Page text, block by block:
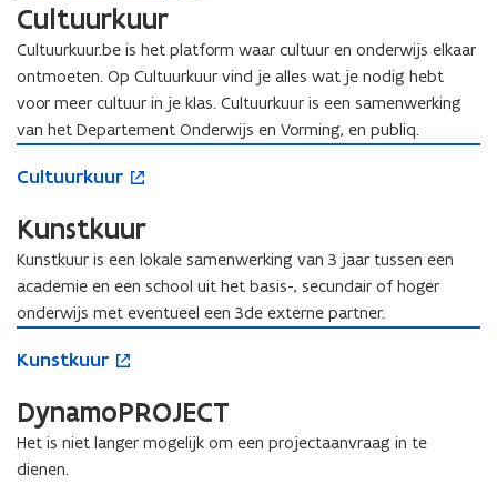
p
e
n
t
i
n
n
e
u
w
v
e
n
e
r
Cultuurkuur
Cultuurkuur.be is het platform waar cultuur en onderwijs elkaar
ontmoeten. Op Cultuurkuur vind je alles wat je nodig hebt
voor meer cultuur in je klas. Cultuurkuur is een samenwerking
van het Departement Onderwijs en Vorming, en publiq.
u
t
u
r
k
u
p
n
i
n
n
e
w
v
n
Cultuurkuur
C
l
t
u
u
r
u
r
Kunstkuur
Kunstkuur is een lokale samenwerking van 3 jaar tussen een
academie en een school uit het basis-, secundair of hoger
onderwijs met eventueel een 3de externe partner.
u
s
k
u
p
n
i
n
Kunstkuur
K
n
s
t
k
DynamoPROJECT
Het is niet langer mogelijk om een projectaanvraag in te
dienen.